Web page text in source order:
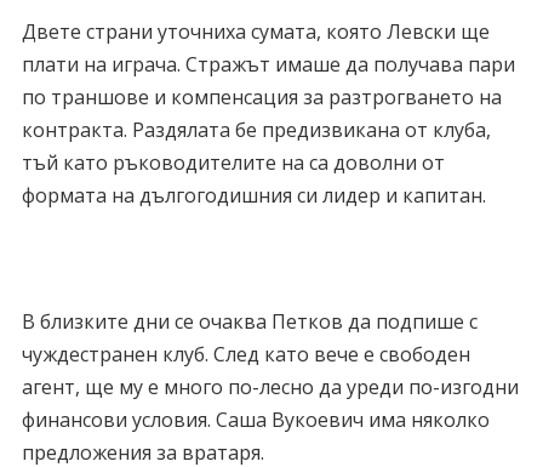
Двете страни уточниха сумата, която Левски ще
плати на играча. Стражът имаше да получава пари
по траншове и компенсация за разтрогването на
контракта. Раздялата бе предизвикана от клуба,
тъй като ръководителите на са доволни от
формата на дългогодишния си лидер и капитан.
В близките дни се очаква Петков да подпише с
чуждестранен клуб. След като вече е свободен
агент, ще му е много по-лесно да уреди по-изгодни
финансови условия. Саша Вукоевич има няколко
предложения за вратаря.